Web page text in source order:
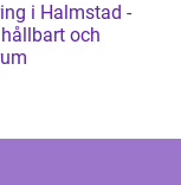
i Halmstad -
och